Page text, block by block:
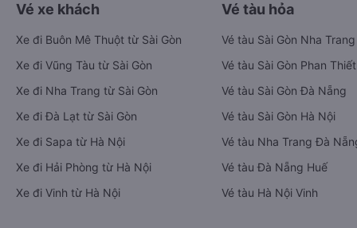
Vé xe khách
Xe đi Buôn Mê Thuột từ Sài Gòn
Xe đi Vũng Tàu từ Sài Gòn
Xe đi Nha Trang từ Sài Gòn
Xe đi Đà Lạt từ Sài Gòn
Xe đi Sapa từ Hà Nội
Xe đi Hải Phòng từ Hà Nội
Xe đi Vinh từ Hà Nội
Vé tàu hỏa
Vé tàu Sài Gòn Nha Trang
Vé tàu Sài Gòn Phan Thiết
Vé tàu Sài Gòn Đà Nẵng
Vé tàu Sài Gòn Hà Nội
Vé tàu Nha Trang Đà
Vé tàu Đà Nẵng Huế
Vé tàu Hà Nội Vinh